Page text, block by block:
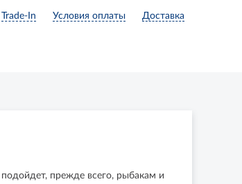
Trade-In Условия оплаты Доставка
прежде всего, рыбакам и